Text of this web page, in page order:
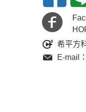
希平方
E-mail